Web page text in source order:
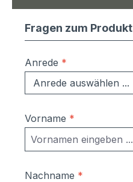
Fragen zum Produkt
Anrede *
Vorname *
Nachname *